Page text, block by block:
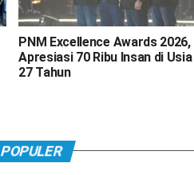
PNM Excellence Awards 2026,
Apresiasi 70 Ribu Insan di Usia
27 Tahun
POPULER